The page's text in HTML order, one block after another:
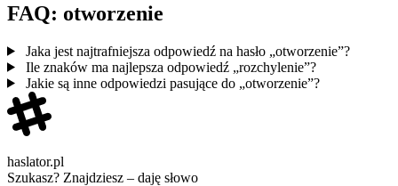
FAQ: otworzenie
Jaka jest najtrafniejsza odpowiedź na hasło „otworzenie”?
Ile znaków ma najlepsza odpowiedź „rozchylenie”?
Jakie są inne odpowiedzi pasujące do „otworzenie”?
haslator.pl
Szukasz? Znajdziesz – daję słowo